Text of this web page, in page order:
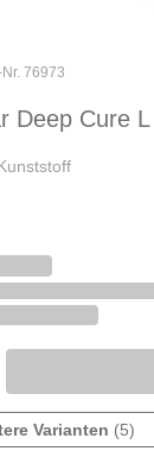
76973
Deep Cure L
Varianten (5)